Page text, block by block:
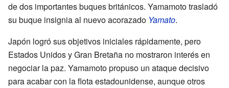
de dos importantes buques británicos. Yamamoto trasladó
su buque insignia al nuevo acorazado Yamato.
Japón logró sus objetivos iniciales rápidamente, pero
Estados Unidos y Gran Bretaña no mostraron interés en
negociar la paz. Yamamoto propuso un ataque decisivo
para acabar con la flota estadounidense, aunque otros